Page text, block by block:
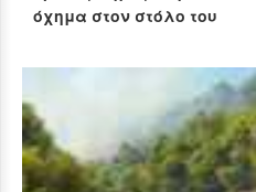
όχημα στον στόλο του